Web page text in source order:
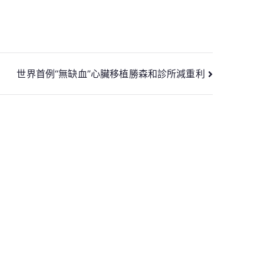
世界首例“無缺血”心臟移植勝森和診所減重利